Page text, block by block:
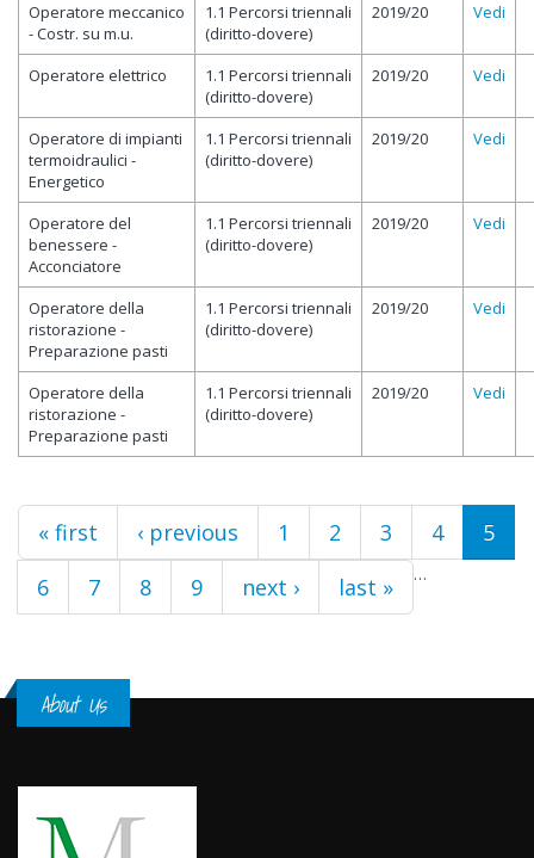
Operatore meccanico
- Costr. su m.u.
1.1 Percorsi triennali
(diritto-dovere)
2019/20 Vedi
Operatore elettrico
1.1 Percorsi triennali
(diritto-dovere)
2019/20 Vedi
Operatore di impianti
termoidraulici -
Energetico
1.1 Percorsi triennali
(diritto-dovere)
2019/20 Vedi
Operatore del
benessere -
Acconciatore
1.1 Percorsi triennali
(diritto-dovere)
2019/20 Vedi
Operatore della
ristorazione -
Preparazione pasti
1.1 Percorsi triennali
(diritto-dovere)
2019/20 Vedi
Operatore della
ristorazione -
Preparazione pasti
1.1 Percorsi triennali
(diritto-dovere)
2019/20 Vedi
Pages
« first ‹ previous 1 2 3 4
5
6
7 8 9 …
next › last »
About Us